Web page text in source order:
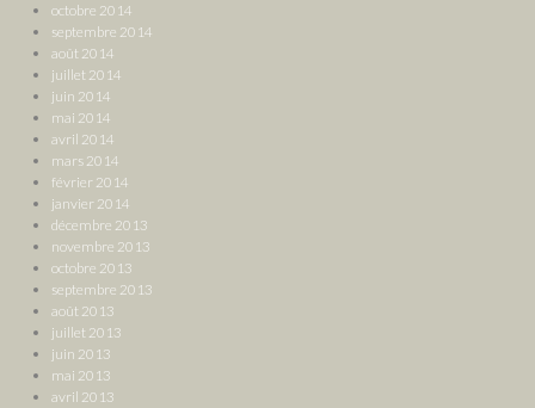
octobre 2014
septembre 2014
août 2014
juillet 2014
juin 2014
mai 2014
avril 2014
mars 2014
février 2014
janvier 2014
décembre 2013
novembre 2013
octobre 2013
septembre 2013
août 2013
juillet 2013
juin 2013
mai 2013
avril 2013